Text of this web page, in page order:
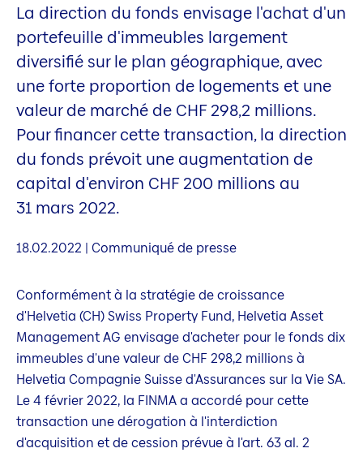
La direction du fonds envisage l'achat d'un
portefeuille d'immeubles largement
diversifié sur le plan géographique, avec
une forte proportion de logements et une
valeur de marché de CHF 298,2 millions.
Pour financer cette transaction, la direction
du fonds prévoit une augmentation de
capital d'environ CHF 200 millions au
31 mars 2022.
18.02.2022 | Communiqué de presse
Conformément à la stratégie de croissance
d'Helvetia (CH) Swiss Property Fund, Helvetia Asset
Management AG envisage d'acheter pour le fonds dix
immeubles d'une valeur de CHF 298,2 millions à
Helvetia Compagnie Suisse d'Assurances sur la Vie SA.
Le 4 février 2022, la FINMA a accordé pour cette
transaction une dérogation à l'interdiction
d'acquisition et de cession prévue à l'art. 63 al. 2